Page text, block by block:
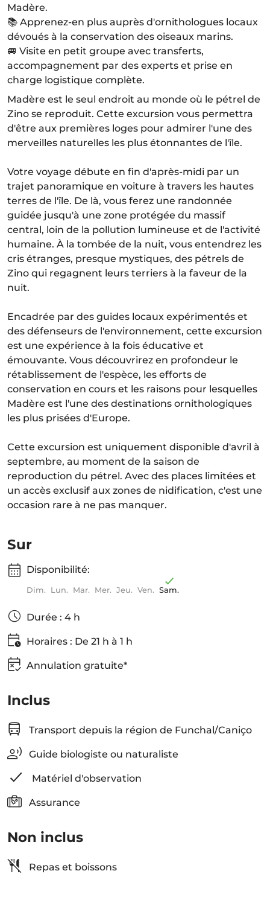
Madère.
📚 Apprenez-en plus auprès d'ornithologues locaux
dévoués à la conservation des oiseaux marins.
🚐 Visite en petit groupe avec transferts,
accompagnement par des experts et prise en
charge logistique complète.
Madère est le seul endroit au monde où le pétrel de
Zino se reproduit. Cette excursion vous permettra
d'être aux premières loges pour admirer l'une des
merveilles naturelles les plus étonnantes de l'île.
Votre voyage débute en fin d'après-midi par un
trajet panoramique en voiture à travers les hautes
terres de l'île. De là, vous ferez une randonnée
guidée jusqu'à une zone protégée du massif
central, loin de la pollution lumineuse et de l'activité
humaine. À la tombée de la nuit, vous entendrez les
cris étranges, presque mystiques, des pétrels de
Zino qui regagnent leurs terriers à la faveur de la
nuit.
Encadrée par des guides locaux expérimentés et
des défenseurs de l'environnement, cette excursion
est une expérience à la fois éducative et
émouvante. Vous découvrirez en profondeur le
rétablissement de l'espèce, les efforts de
conservation en cours et les raisons pour lesquelles
Madère est l'une des destinations ornithologiques
les plus prisées d'Europe.
Cette excursion est uniquement disponible d'avril à
septembre, au moment de la saison de
reproduction du pétrel. Avec des places limitées et
un accès exclusif aux zones de nidification, c'est une
occasion rare à ne pas manquer.
Sur
Disponibilité:
Dim. Lun. Mar. Mer. Jeu. Ven. Sam.
Durée : 4 h
Horaires : De 21 h à 1 h
Annulation gratuite*
Inclus
Transport depuis la région de Funchal/Caniço
Guide biologiste ou naturaliste
Matériel d'observation
Assurance
Non inclus
Repas et boissons